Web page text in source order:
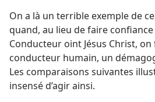
On a là un terrible exemple de
quand, au lieu de faire
Conducteur oint Jésus Christ,
conducteur humain, un
Les comparaisons suivantes
insensé d’agir ainsi.